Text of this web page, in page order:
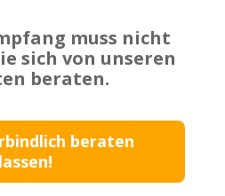
muss nicht
sich von unseren
beraten.
beraten
lassen!